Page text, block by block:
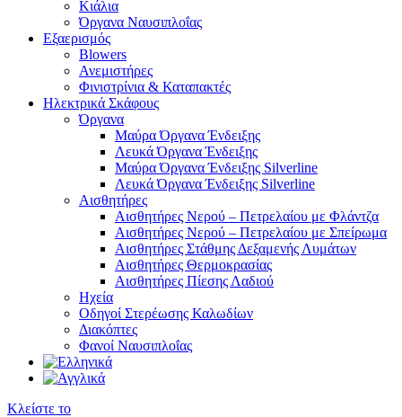
Κιάλια
Όργανα Ναυσιπλοΐας
Εξαερισμός
Blowers
Ανεμιστήρες
Φινιστρίνια & Καταπακτές
Ηλεκτρικά Σκάφους
Όργανα
Μαύρα Όργανα Ένδειξης
Λευκά Όργανα Ένδειξης
Μαύρα Όργανα Ένδειξης Silverline
Λευκά Όργανα Ένδειξης Silverline
Αισθητήρες
Αισθητήρες Νερού – Πετρελαίου με Φλάντζα
Αισθητήρες Νερού – Πετρελαίου με Σπείρωμα
Αισθητήρες Στάθμης Δεξαμενής Λυμάτων
Αισθητήρες Θερμοκρασίας
Αισθητήρες Πίεσης Λαδιού
Ηχεία
Οδηγοί Στερέωσης Καλωδίων
Διακόπτες
Φανοί Ναυσιπλοΐας
Κλείστε το